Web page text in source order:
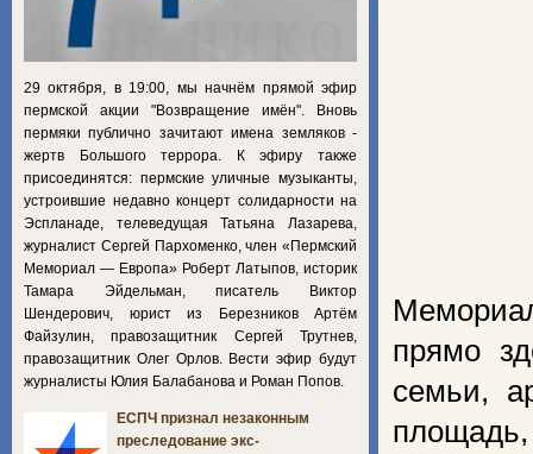
прямо
семьи,
площадь,
29 октября, в 19:00, мы начнём прямой эфир
пермской акции "Возвращение имён". Вновь
пермяки публично зачитают имена земляков -
жертв Большого террора. К эфиру также
присоединятся: пермские уличные музыканты,
устроившие недавно концерт солидарности на
Эспланаде, телеведущая Татьяна Лазарева,
журналист Сергей Пархоменко, член «Пермский
Мемориал — Европа» Роберт Латыпов, историк
Тамара Эйдельман, писатель Виктор
Шендерович, юрист из Березников Артём
Файзулин, правозащитник Сергей Трутнев,
правозащитник Олег Орлов. Вести эфир будут
журналисты Юлия Балабанова и Роман Попов.
ЕСПЧ признал незаконным
преследование экс-